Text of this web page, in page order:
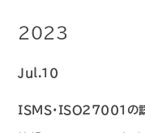
2023
Jul.10
ISMS・ISO27001の